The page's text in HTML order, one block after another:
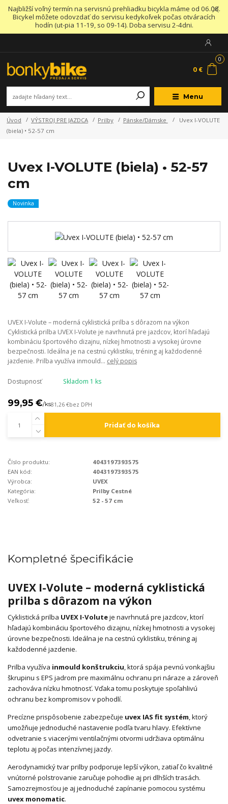
Najbližší voľný termín na servisnú prehliadku bicykla máme od 06.08.
Bicykel môžete odovzdať do servisu kedykoľvek počas otváracích
hodín (ut-pia 11-19, so 09-14). Doba servisu 2-4dni.
Menu
0
0 €
Úvod VÝSTROJ PRE JAZDCA Prilby Pánske/Dámske
Uvex I-VOLUTE
(biela) • 52-57 cm
Uvex I-VOLUTE (biela) • 52-57
cm
Novinka
UVEX I-Volute – moderná cyklistická prilba s dôrazom na výkon
Cyklistická prilba UVEX I-Volute je navrhnutá pre jazdcov, ktorí hľadajú
kombináciu športového dizajnu, nízkej hmotnosti a vysokej úrovne
bezpečnosti. Ideálna je na cestnú cyklistiku, tréning aj každodenné
jazdenie. Prilba využíva inmould... celý popis
Dostupnosť Skladom 1 ks
99,95 €/ks81,26 €bez DPH
Pridať do košíka
Číslo produktu:
4043197393575
EAN kód:
4043197393575
Výrobca:
UVEX
Kategória:
Prilby Cestné
Veľkosť:
52 - 57 cm
Kompletné špecifikácie
UVEX I-Volute – moderná cyklistická
prilba s dôrazom na výkon
Cyklistická prilba UVEX I-Voluteje navrhnutá pre jazdcov, ktorí
hľadajú kombináciu športového dizajnu, nízkej hmotnosti a vysokej
úrovne bezpečnosti. Ideálna je na cestnú cyklistiku, tréning aj
každodenné jazdenie.
Prilba využíva inmould konštrukciu, ktorá spája pevnú vonkajšiu
škrupinu s EPS jadrom pre maximálnu ochranu pri náraze a zároveň
zachováva nízku hmotnosť. Vďaka tomu poskytuje spoľahlivú
ochranu bez kompromisov v pohodlí.
Precízne prispôsobenie zabezpečuje uvex IAS fit systém, ktorý
umožňuje jednoduché nastavenie podľa tvaru hlavy. Efektívne
odvetranie s viacerými ventilačnými otvormi udržiava optimálnu
teplotu aj počas intenzívnej jazdy.
Aerodynamický tvar prilby podporuje lepší výkon, zatiaľ čo kvalitné
vnútorné polstrovanie zaručuje pohodlie aj pri dlhších trasách.
Samozrejmosťou je aj jednoduché zapínanie pomocou systému
uvex monomatic.